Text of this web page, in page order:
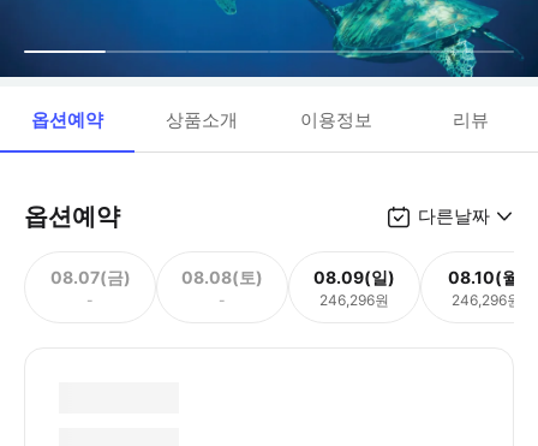
옵션예약 상품소개 이용정보 리뷰
옵션예약 다른날짜
08.07(금)
-
08.08(토)
-
08.09(일)
246,296원
08.10(월)
246,296원